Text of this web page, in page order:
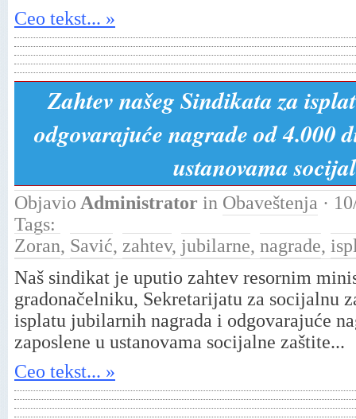
Ceo tekst... »
Zahtev našeg Sindikata za
odgovarajuće nagrade od 4.000
ustanovama
Objavio Administrator in Obaveštenja ·
Tags:
Zoran, Savić, zahtev, jubilarne, nagrade,
Naš sindikat je uputio zahtev resornim
gradonačelniku, Sekretarijatu za socijalnu
isplatu jubilarnih nagrada i odgovarajuće
zaposlene u ustanovama socijalne zaštite...
Ceo tekst... »